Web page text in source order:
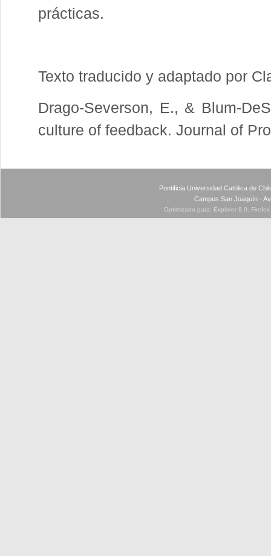
prácticas.
Texto traducido y adaptado por
Drago-Severson, E., & Blum-
culture of feedback. Journal of
Pontificia Universidad Católica de
Campus San Joaquín -
Optimizado para: Explorer 8.0,